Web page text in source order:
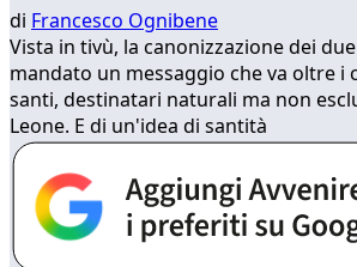
di Francesco Ognibene
Vista in tivù, la canonizzazione dei
mandato un messaggio che va oltre i
santi, destinatari naturali ma non
Leone. E di un'idea di santità